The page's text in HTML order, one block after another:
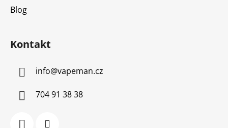
Blog
Kontakt
info@vapeman.cz
704 91 38 38